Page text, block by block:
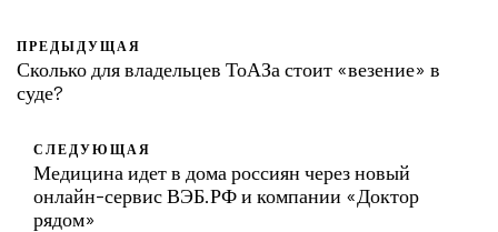
ПРЕДЫДУЩАЯ
Сколько для владельцев ТоАЗа стоит «везение» в
суде?
СЛЕДУЮЩАЯ
Медицина идет в дома россиян через новый
онлайн-сервис ВЭБ.РФ и компании «Доктор
рядом»